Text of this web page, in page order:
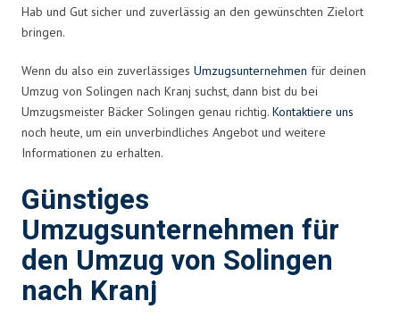
Hab und Gut sicher und zuverlässig an den gewünschten Zielort
bringen.
Wenn du also ein zuverlässiges Umzugsunternehmen für deinen
Umzug von Solingen nach Kranj suchst, dann bist du bei
Umzugsmeister Bäcker Solingen genau richtig. Kontaktiere uns
noch heute, um ein unverbindliches Angebot und weitere
Informationen zu erhalten.
Günstiges
Umzugsunternehmen für
den Umzug von Solingen
nach Kranj